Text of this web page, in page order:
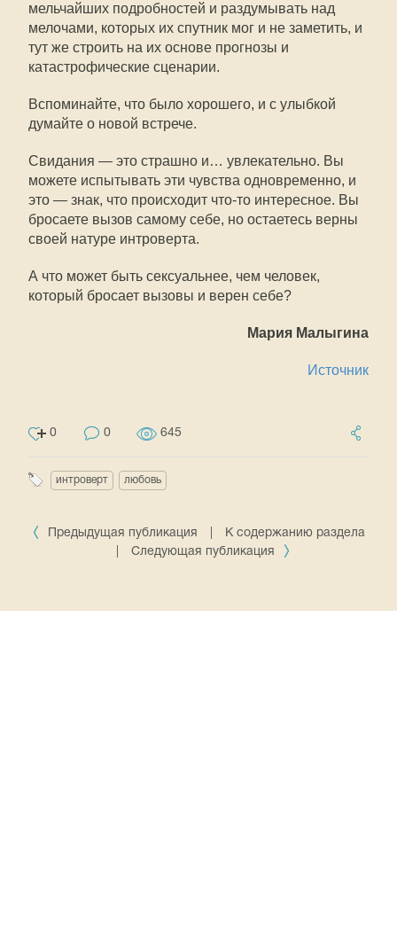
мельчайших подробностей и раздумывать над
мелочами, которых их спутник мог и не заметить, и
тут же строить на их основе прогнозы и
катастрофические сценарии.
Вспоминайте, что было хорошего, и с улыбкой
думайте о новой встрече.
Свидания — это страшно и… увлекательно. Вы
можете испытывать эти чувства одновременно, и
это — знак, что происходит что-то интересное. Вы
бросаете вызов самому себе, но остаетесь верны
своей натуре интроверта.
А что может быть сексуальнее, чем человек,
который бросает вызовы и верен себе?
Мария Малыгина
Источник
0 0 645
интроверт любовь
Предыдущая публикация
К содержанию раздела
Следующая публикация